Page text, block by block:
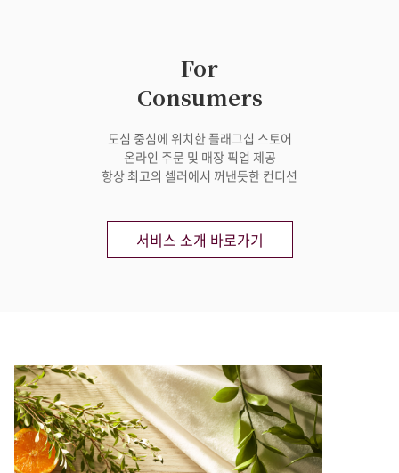
For
Consumers
도심 중심에 위치한 플래그십 스토어
온라인 주문 및 매장 픽업 제공
항상 최고의 셀러에서 꺼낸듯한 컨디션
서비스 소개 바로가기